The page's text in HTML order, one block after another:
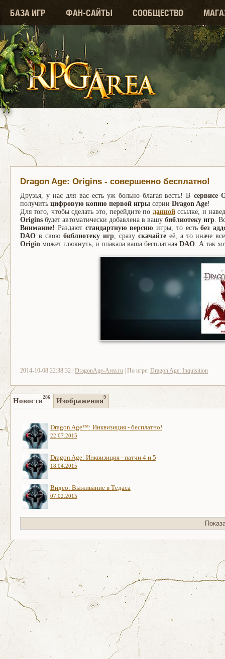
БАЗА ИГР ФАН-САЙТЫ СООБЩЕСТВО
Dragon Age: Origins - совершенно бесплатно!
Друзья, у нас для вас есть уж больно благая весть! В сервисе
получить цифровую копию первой игры серии Dragon Age!
Для того, чтобы сделать это, перейдите по даннойссылке, и
Origins будет автоматически добавлена в вашу библиотеку игр.
Внимание! Раздают стандартную версию игры, то естьбез
DAO в свою библиотеку игр, сразу скачайтееё, а то иначе
Origin может глюкнуть, и плакала ваша бесплатная DAO. А так
2014-10-08 22:38:32 | DragonAge-Area.ru | По игре: Dragon Age: Inquisition
Новости286 Изображения9
Dragon Age™: Инквизиция - бесплатно!
22.07.2015
Dragon Age: Инквизиция - патчи 4 и 5
18.04.2015
Видео: Выживание в Тедаса
07.02.2015